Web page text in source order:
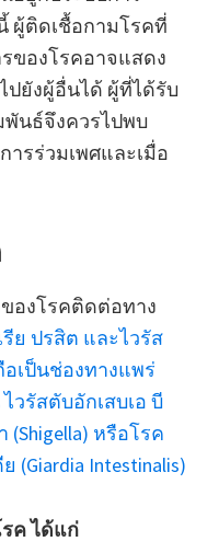
ผู้ติดเชื้อกามโรคที่
ของโรคอาจแสดง
ปยังผู้อื่นได้ ผู้ที่ได้รับ
พันธ์จึงควรไปพบ
รร่วมเพศและเมื่อ
องโรคติดต่อทาง
ย ปรสิต และไวรัส
เป็นช่องทางแพร่
วรัสตับอักเสบเอ บี
หรือโรค
(Giardia Intestinalis)
ค ได้แก่